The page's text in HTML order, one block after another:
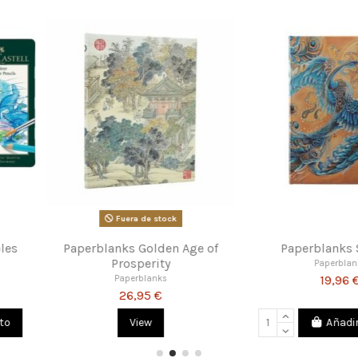
Potter
Set
Paperblanks Les Papillons
Paperblanks
16,96 €
Faber